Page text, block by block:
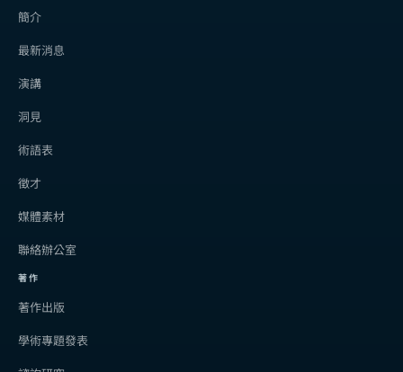
簡介
最新消息
演講
洞見
術語表
徵才
媒體素材
聯絡辦公室
著作
著作出版
學術專題發表